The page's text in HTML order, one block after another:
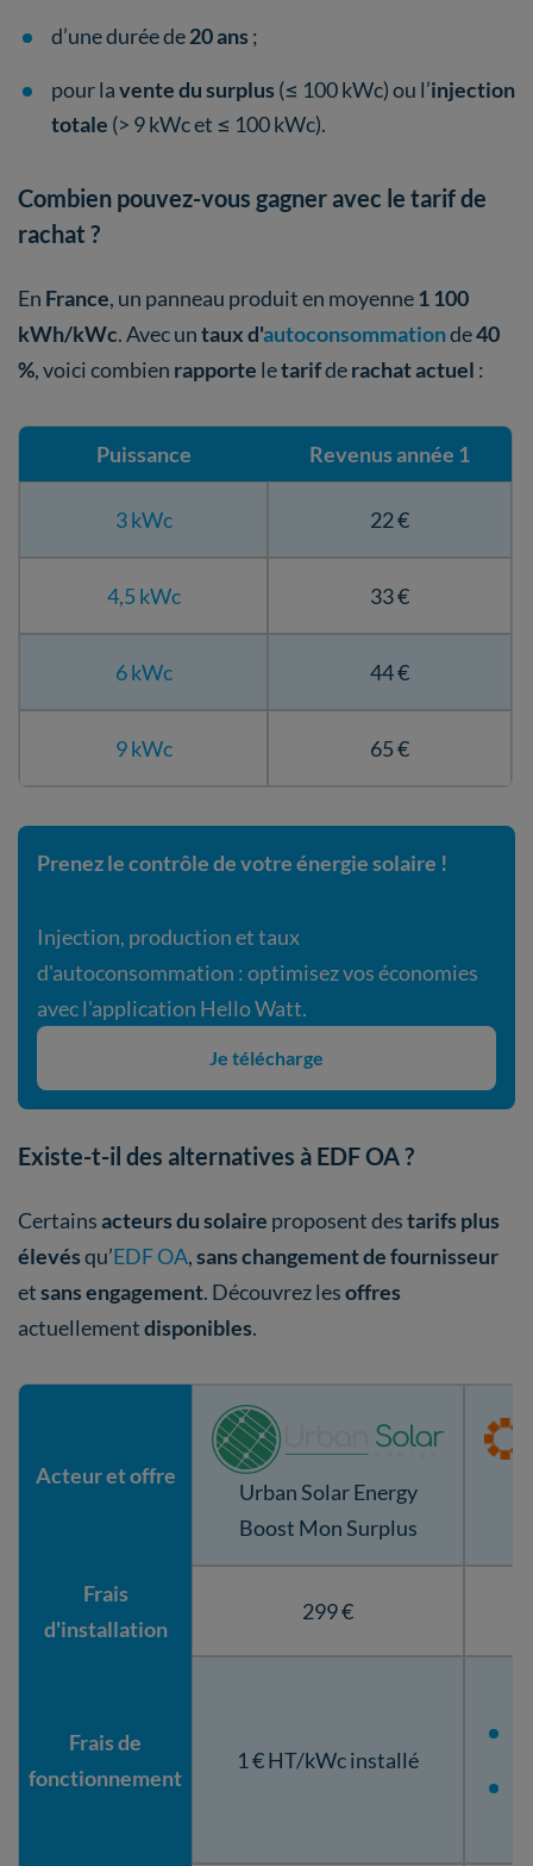
d’une durée de20 ans ;
pour lavente du surplus (≤ 100 kWc) ou l’injection
totale (> 9 kWc et ≤ 100 kWc).
Combien pouvez-vous gagner avec le tarif de
rachat ?
En France, un panneau produit en moyenne1 100
kWh/kWc. Avec untaux d'autoconsommationde40
%, voici combien rapporte letarifderachat actuel :
Puissance Revenus année 1
3 kWc 22 €
4,5 kWc 33 €
6 kWc 44 €
9 kWc 65 €
Prenez le contrôle de votre énergie solaire !
Injection, production et taux
d'autoconsommation : optimisez vos économies
avec l'application Hello Watt.
Je télécharge
Existe-t-il des alternatives à EDF OA ?
Certainsacteurs du solaire proposent destarifs plus
élevésqu’EDF OA,sans changement de fournisseur
etsans engagement. Découvrez lesoffres
actuellementdisponibles.
Acteur et offre
Urban Solar Energy
Boost Mon Surplus
Frais
d'installation
299 €
Frais de
fonctionnement
1 € HT/kWc installé